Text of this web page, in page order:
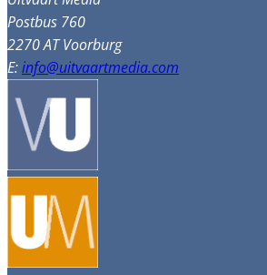
Postbus 760
2270 AT Voorburg
E:info@uitvaartmedia.com